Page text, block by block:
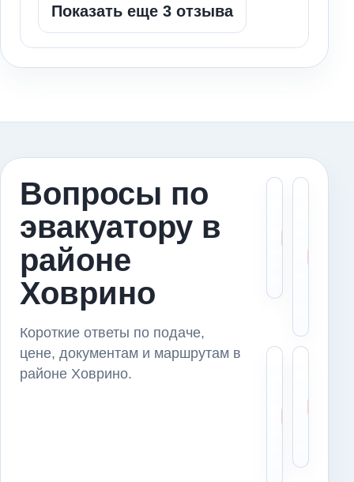
Показать еще 3 отзыва
Вопросы по
эвакуатору в
районе
Ховрино
Короткие ответы по подаче,
цене, документам и маршрутам в
районе Ховрино.